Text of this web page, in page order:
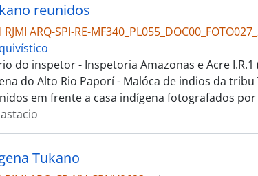
reunidos
RJMI ARQ-SPI-RE-
do inspetor - Inspetoria Amazonas e Acre
do Alto Rio Paporí - Malóca de indios da
em frente a casa indígena fotografados
Tukano